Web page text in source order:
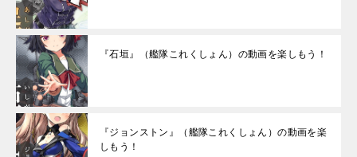
『石垣』（艦隊これくしょん）の動画を楽しもう！
『ジョンストン』（艦隊これくしょん）の動画を楽
しもう！